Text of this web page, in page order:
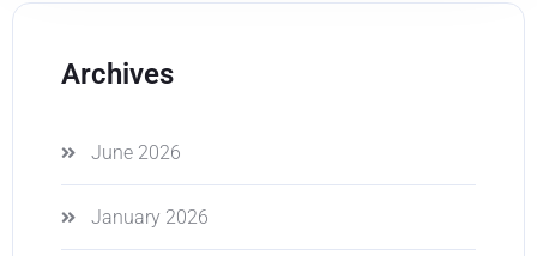
Archives
June 2026
January 2026